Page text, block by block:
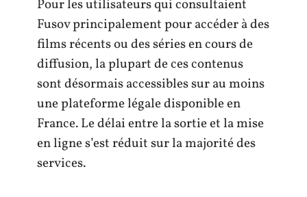
Pour les utilisateurs qui consultaient
Fusov principalement pour accéder à des
films récents ou des séries en cours de
diffusion, la plupart de ces contenus
sont désormais accessibles sur au moins
une plateforme légale disponible en
France. Le délai entre la sortie et la mise
en ligne s’est réduit sur la majorité des
services.